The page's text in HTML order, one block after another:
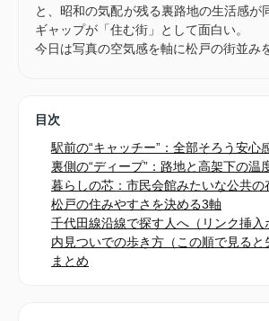
と、昭和の気配が残る裏路地の生活感が
ギャップが「住む街」として面白い。
今日は写真の空気感を軸に松戸の街並み
目次
駅前の“キャッチー”：全部そろう安心
裏側の“ディープ”：路地と高架下の温
暮らしの芯：市民会館みたいな公共の
松戸の住みやすさを決める3軸
千代田線沿線で探す人へ（リンク挿入
内見ついでの歩き方（この順で見ると
まとめ